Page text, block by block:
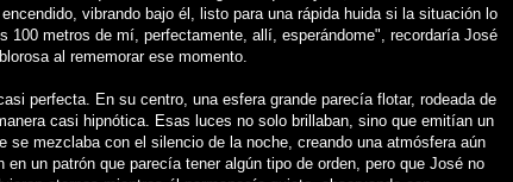
vibrando bajo él, listo para una rápida huida si la situación lo
100 metros de mí, perfectamente, allí, esperándome", recordaría José
al rememorar ese momento.
perfecta. En su centro, una esfera grande parecía flotar, rodeada de
casi hipnótica. Esas luces no solo brillaban, sino que emitían un
se mezclaba con el silencio de la noche, creando una atmósfera aún
un patrón que parecía tener algún tipo de orden, pero que José no